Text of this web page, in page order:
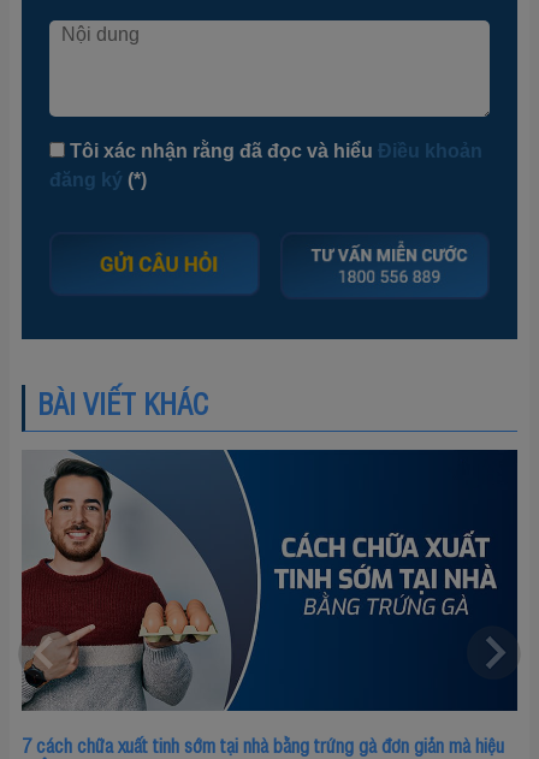
Tôi xác nhận rằng đã đọc và hiểu Điều khoản
đăng ký (*)
BÀI VIẾT KHÁC
chữa xuất tinh sớm tại nhà bằng trứng gà đơn giản mà hiệu Bao